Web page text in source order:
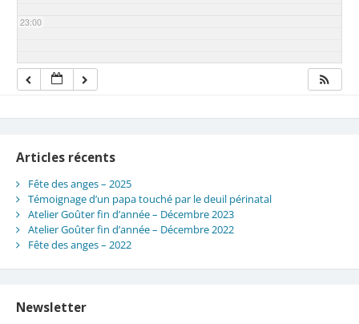
23:00
Articles récents
Fête des anges – 2025
Témoignage d’un papa touché par le deuil périnatal
Atelier Goûter fin d’année – Décembre 2023
Atelier Goûter fin d’année – Décembre 2022
Fête des anges – 2022
Newsletter